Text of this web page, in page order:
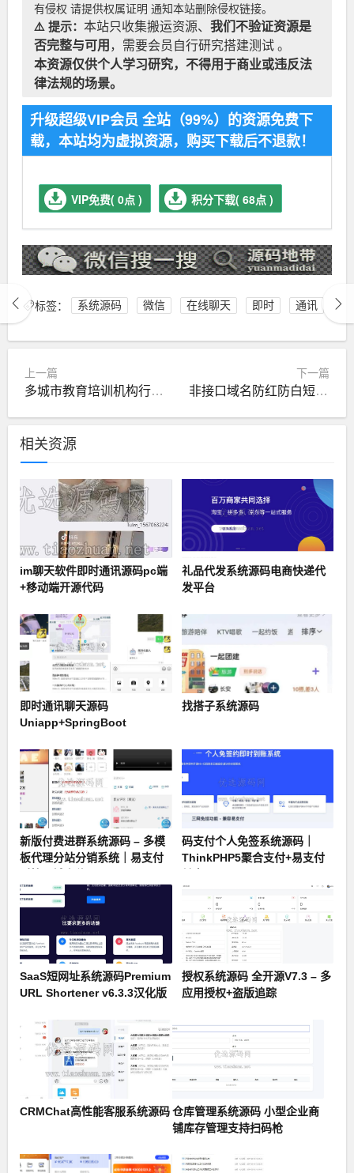
有侵权 请提供权属证明 通知本站删除侵权链接。
⚠️ 提示： 本站只收集搬运资源、 我们不验证资源是
否完整与可用 ，需要会员自行研究搭建测试 。
本资源仅供个人学习研究，不得用于商业或违反法
律法规的场景。
升级超级VIP会员 全站（99%）的资源免费下
载，本站均为虚拟资源，购买下载后不退款！
VIP免费( 0点 ) 积分下载( 68点 )
标签： 系统源码 微信 在线聊天 即时 通讯
上一篇
多城市教育培训机构行业企业站群系统源码，强大的SEO功能，内置三千多个城市
下一篇
非接口域名防红防白短L接生成QQ微信防红链接生成源码
相关资源
im聊天软件即时通讯源码pc端
+移动端开源代码
礼品代发系统源码电商快递代
发平台
即时通讯聊天源码
Uniapp+SpringBoot
找搭子系统源码
新版付费进群系统源码 – 多模
板代理分站分销系统｜易支付
码支付个人免签系统源码｜
ThinkPHP5聚合支付+易支付
SaaS短网址系统源码Premium
URL Shortener v6.3.3汉化版
授权系统源码 全开源V7.3 – 多
应用授权+盗版追踪
CRMChat高性能客服系统源码仓库管理系统源码 小型企业商
铺库存管理支持扫码枪